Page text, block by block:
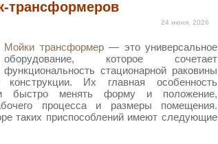
трансформеров
24 июня, 2026
Мойки трансформер— это универсальное
оборудование, которое сочетает
функциональность стационарной раковины
конструкции. Их главная особенность
быстро менять форму и положение,
процесса и размеры помещения.
таких приспособлений имеют следующие